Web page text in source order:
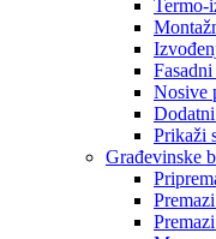
Termo-
Nosive
Prikaži
Građevinske